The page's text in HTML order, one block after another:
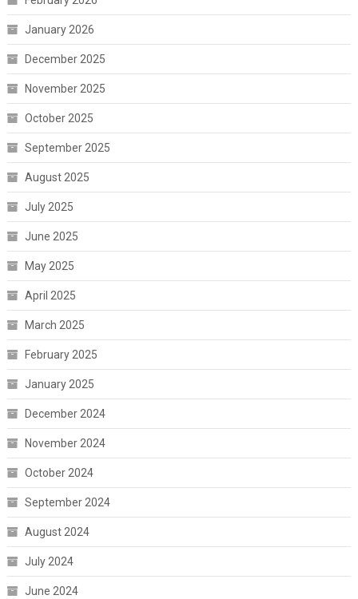
January 2026
December 2025
November 2025
October 2025
September 2025
August 2025
July 2025
June 2025
May 2025
April 2025
March 2025
February 2025
January 2025
December 2024
November 2024
October 2024
September 2024
August 2024
July 2024
June 2024